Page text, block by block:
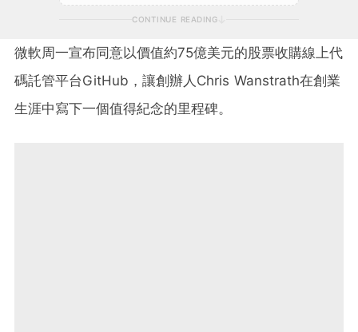
CONTINUE READING
微軟周一宣布同意以價值約75億美元的股票收購線上代
碼託管平台GitHub，讓創辦人Chris Wanstrath在創業
生涯中寫下一個值得紀念的里程碑。